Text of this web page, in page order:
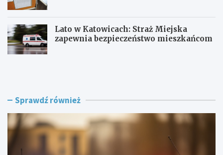
Lato w Katowicach: Straż Miejska
zapewnia bezpieczeństwo mieszkańcom
P
j
w
R
a
O
s
i
v
a
Sprawdź również